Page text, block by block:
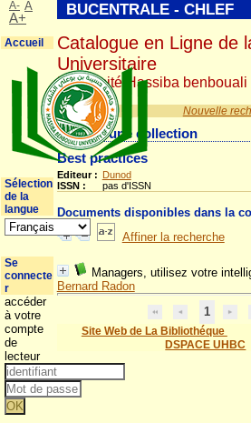
Nouvelle
Détail d'une collection
Best practices
Editeur : Dunod
ISSN :
pas d'ISSN
Documents disponibles dans la
Affiner la recherche
Managers, utilisez votre
Bernard Radon
1
Site Web de La Bibliothéque
DSPACE UHBC
BUCENTRALE - CHLEF
Catalogue en Ligne de
Universitaire
Université Hassiba benbouali
A- A
A+
Accueil
Sélection
de la
langue
Se
connecte
r
accéder
à votre
compte
de
lecteur